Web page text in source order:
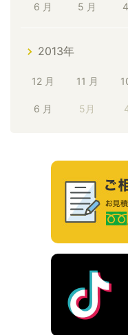
6 月 5 月
2013年
12 月 11 月
6 月 5月